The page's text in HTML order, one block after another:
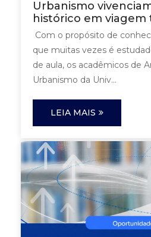
Urbanismo
histórico em viagem
Com o propósito de
que muitas vezes é
de aula, os acadêmicos de
Urbanismo da Univ...
LEIA MAIS